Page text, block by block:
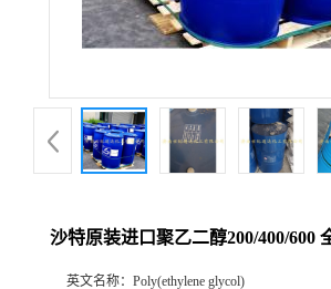
沙特原装进口聚乙二醇200/400/600
英文名称： Poly(ethylene glycol)